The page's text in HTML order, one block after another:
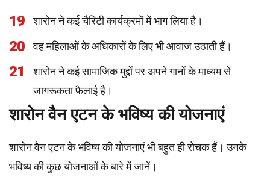
19 शारोन ने कई चैरिटी कार्यक्रमों में भाग लिया है।
20 वह महिलाओं के अधिकारों के लिए भी आवाज उठाती हैं।
21
शारोन ने कई सामाजिक मुद्दों पर अपने गानों के माध्यम से
जागरूकता फैलाई है।
शारोन वैन एटन के भविष्य की योजनाएं
शारोन वैन एटन के भविष्य की योजनाएं भी बहुत ही रोचक हैं। उनके
भविष्य की कुछ योजनाओं के बारे में जानें।